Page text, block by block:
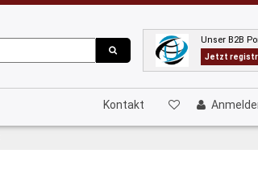
Unser B2B
Jetzt
Kontakt